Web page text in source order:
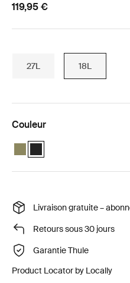
119,95 €
27L 18L
Couleur
Thule Paramount commuter
Thule Paramount
Livraison gratuite –
Retours sous 30 jours
Garantie Thule
Product Locator by Locally